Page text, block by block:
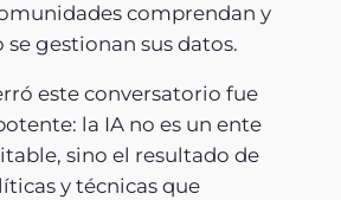
comprendan y
gestionan sus datos.
este conversatorio fue
la IA no es un ente
sino el resultado de
y técnicas que